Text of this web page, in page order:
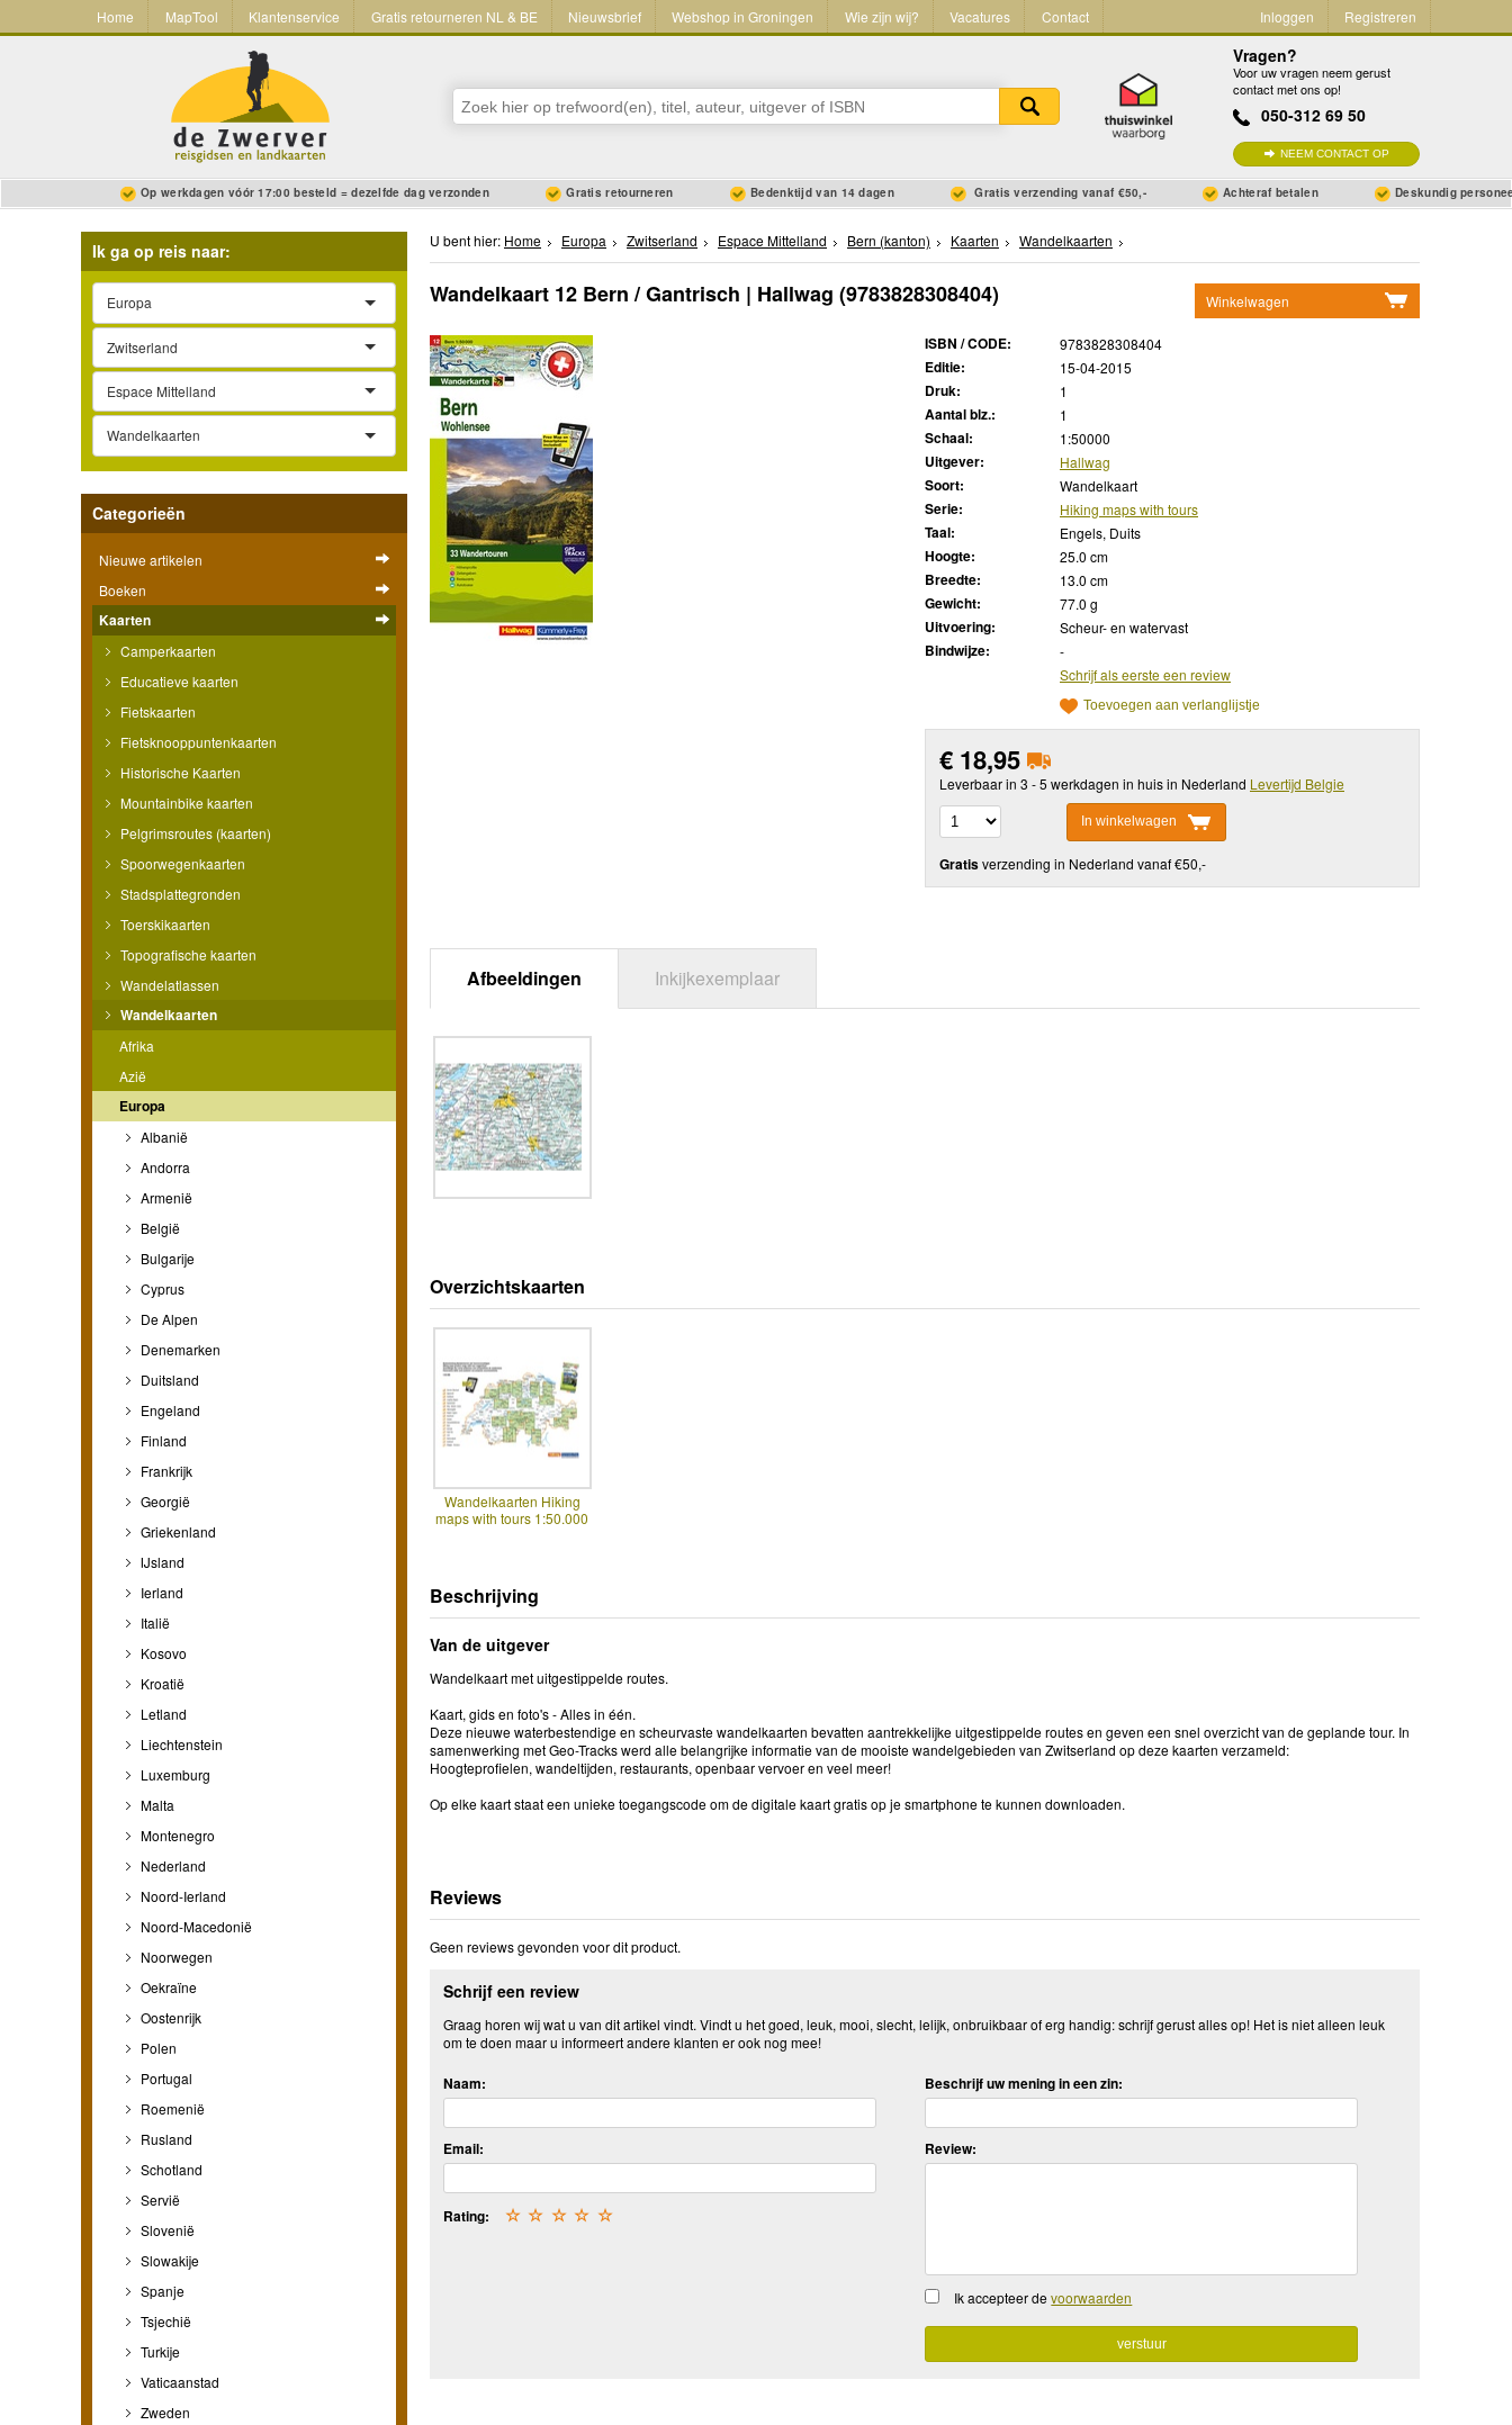
Home MapTool Klantenservice Gratis retourneren NL & BE Nieuwsbrief Webshop in Groningen Wie zijn wij? Vacatures Contact Inloggen Registreren
Vragen?
Voor uw vragen neem gerust
contact met ons op!
050-312 69 50
NEEM CONTACT OP
Op werkdagen vóór 17:00 besteld = dezelfde dag verzonden Gratis retourneren Bedenktijd van 14 dagen Gratis verzending vanaf €50,- Achteraf betalen Deskundig
Ik ga op reis naar:
Europa
Zwitserland
Espace Mittelland
Wandelkaarten
Categorieën
Nieuwe artikelen
Boeken
Kaarten
Camperkaarten
Educatieve kaarten
Fietskaarten
Fietsknooppuntenkaarten
Historische Kaarten
Mountainbike kaarten
Pelgrimsroutes (kaarten)
Spoorwegenkaarten
Stadsplattegronden
Toerskikaarten
Topografische kaarten
Wandelatlassen
Wandelkaarten
Afrika
Azië
Europa
Albanië
Andorra
Armenië
België
Bulgarije
Cyprus
De Alpen
Denemarken
Duitsland
Engeland
Finland
Frankrijk
Georgië
Griekenland
IJsland
Ierland
Italië
Kosovo
Kroatië
Letland
Liechtenstein
Luxemburg
Malta
Montenegro
Nederland
Noord-Ierland
Noord-Macedonië
Noorwegen
Oekraïne
Oostenrijk
Polen
Portugal
Roemenië
Rusland
Schotland
Servië
Slovenië
Slowakije
Spanje
Tsjechië
Turkije
Vaticaanstad
Zweden
U bent hier: Home Europa Zwitserland Espace Mittelland Bern (kanton) Kaarten Wandelkaarten
Winkelwagen
Wandelkaart 12 Bern / Gantrisch | Hallwag (9783828308404)
ISBN / CODE: 9783828308404
Editie: 15-04-2015
Druk: 1
Aantal blz.: 1
Schaal: 1:50000
Uitgever: Hallwag
Soort: Wandelkaart
Serie: Hiking maps with tours
Taal: Engels, Duits
Hoogte: 25.0 cm
Breedte: 13.0 cm
Gewicht: 77.0 g
Uitvoering: Scheur- en watervast
Bindwijze:
-
Schrijf als eerste een review
Toevoegen aan verlanglijstje
€ 18,95
Leverbaar in 3 - 5 werkdagen in huis in Nederland Levertijd Belgie
In winkelwagen
Gratisverzending in Nederland vanaf €50,-
Afbeeldingen Inkijkexemplaar
Overzichtskaarten
Wandelkaarten Hiking
maps with tours 1:50.000
Beschrijving
Van de uitgever
Wandelkaart met uitgestippelde routes.
Kaart, gids en foto's - Alles in één.
Deze nieuwe waterbestendige en scheurvaste wandelkaarten bevatten aantrekkelijke uitgestippelde routes en geven een snel overzicht van de geplande tour. In
samenwerking met Geo-Tracks werd alle belangrijke informatie van de mooiste wandelgebieden van Zwitserland op deze kaarten verzameld:
Hoogteprofielen, wandeltijden, restaurants, openbaar vervoer en veel meer!
Op elke kaart staat een unieke toegangscode om de digitale kaart gratis op je smartphone te kunnen downloaden.
Reviews
Geen reviews gevonden voor dit product.
Schrijf een review
Graag horen wij wat u van dit artikel vindt. Vindt u het goed, leuk, mooi, slecht, lelijk, onbruikbaar of erg handig: schrijf gerust alles op! Het is niet alleen leuk
om te doen maar u informeert andere klanten er ook nog mee!
Naam:
Email:
Rating: ☆
☆
☆
☆
☆
Beschrijf uw mening in een zin:
Review:
Ik accepteer devoorwaarden